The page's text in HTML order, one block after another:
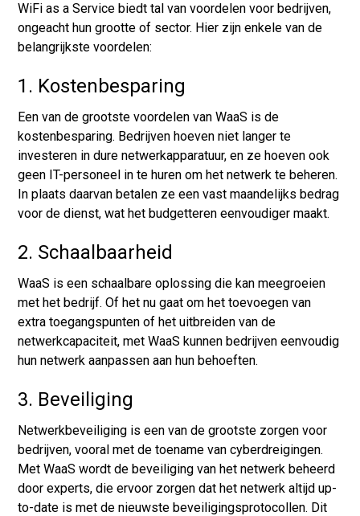
WiFi as a Service biedt tal van voordelen voor bedrijven,
ongeacht hun grootte of sector. Hier zijn enkele van de
belangrijkste voordelen:
1. Kostenbesparing
Een van de grootste voordelen van WaaS is de
kostenbesparing. Bedrijven hoeven niet langer te
investeren in dure netwerkapparatuur, en ze hoeven ook
geen IT-personeel in te huren om het netwerk te beheren.
In plaats daarvan betalen ze een vast maandelijks bedrag
voor de dienst, wat het budgetteren eenvoudiger maakt.
2. Schaalbaarheid
WaaS is een schaalbare oplossing die kan meegroeien
met het bedrijf. Of het nu gaat om het toevoegen van
extra toegangspunten of het uitbreiden van de
netwerkcapaciteit, met WaaS kunnen bedrijven eenvoudig
hun netwerk aanpassen aan hun behoeften.
3. Beveiliging
Netwerkbeveiliging is een van de grootste zorgen voor
bedrijven, vooral met de toename van cyberdreigingen.
Met WaaS wordt de beveiliging van het netwerk beheerd
door experts, die ervoor zorgen dat het netwerk altijd up-
to-date is met de nieuwste beveiligingsprotocollen. Dit